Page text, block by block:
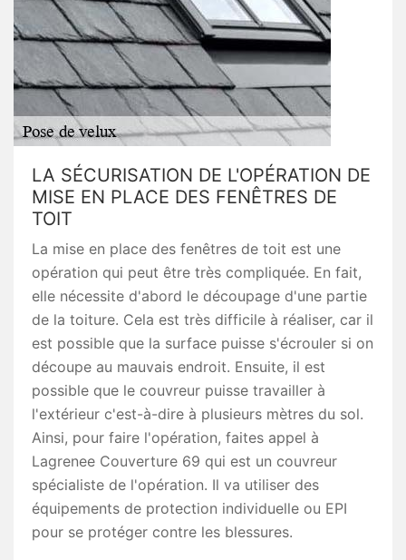
LA SÉCURISATION DE L'OPÉRATION DE
MISE EN PLACE DES FENÊTRES DE
TOIT
La mise en place des fenêtres de toit est une
opération qui peut être très compliquée. En fait,
elle nécessite d'abord le découpage d'une partie
de la toiture. Cela est très difficile à réaliser, car il
est possible que la surface puisse s'écrouler si on
découpe au mauvais endroit. Ensuite, il est
possible que le couvreur puisse travailler à
l'extérieur c'est-à-dire à plusieurs mètres du sol.
Ainsi, pour faire l'opération, faites appel à
Lagrenee Couverture 69 qui est un couvreur
spécialiste de l'opération. Il va utiliser des
équipements de protection individuelle ou EPI
pour se protéger contre les blessures.